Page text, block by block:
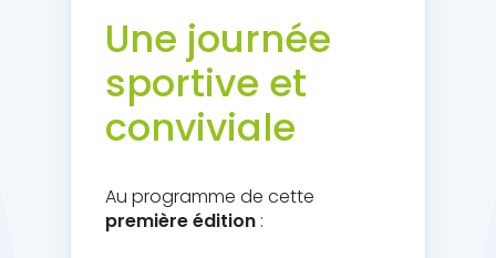
Une journée
sportive et
conviviale
Au programme de cette
première édition :